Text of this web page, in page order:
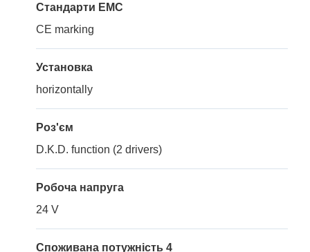
Стандарти EMC
CE marking
Установка
horizontally
Роз'єм
D.K.D. function (2 drivers)
Робоча напруга
24 V
Споживана потужність 4